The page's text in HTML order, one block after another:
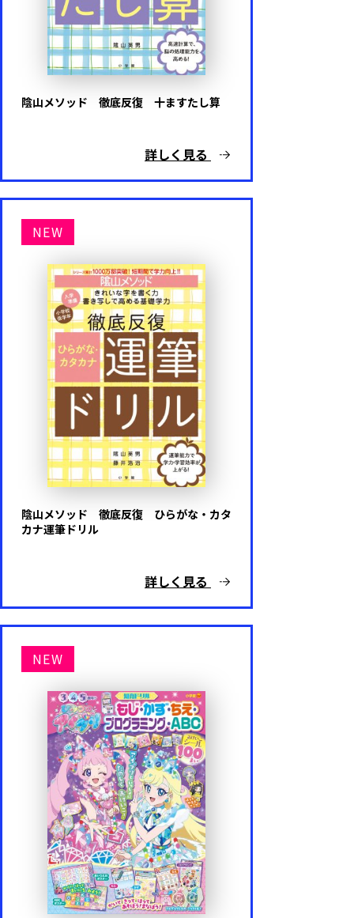
陰山メソッド 徹底反復 十ますたし算
詳しく見る
NEW
陰山メソッド 徹底反復 ひらがな・カタ
カナ運筆ドリル
詳しく見る
NEW